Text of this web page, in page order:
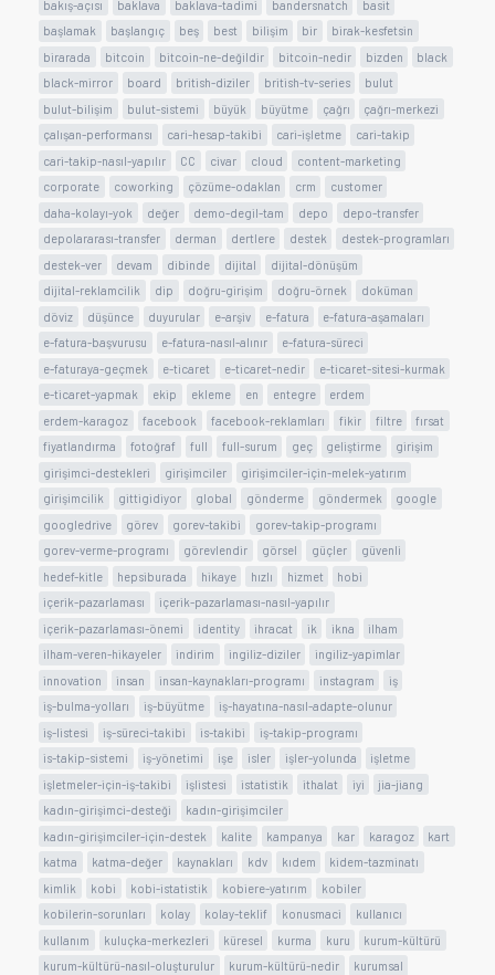
bakış-açısı baklava baklava-tadimi bandersnatch
basit
başlamak
başlangıç beş best bilişim bir
birak-kesfetsin
birarada
bitcoin bitcoin-ne-değildir bitcoin-nedir bizden
black
black-mirror
board british-diziler british-tv-series
bulut
bulut-bilişim
bulut-sistemi büyük büyütme çağrı
çağrı-merkezi
çalışan-performansı
cari-hesap-takibi cari-işletme
cari-takip
cari-takip-nasıl-yapılır
CC civar cloud
content-marketing
corporate
coworking çözüme-odaklan crm
customer
daha-kolayı-yok
değer demo-degil-tam depo
depo-transfer
depolararası-transfer
derman dertlere destek
destek-programları
destek-ver
devam dibinde dijital
dijital-dönüşüm
dijital-reklamcilik
dip doğru-girişim doğru-örnek
doküman
döviz
düşünce duyurular e-arşiv e-fatura
e-fatura-aşamaları
e-fatura-başvurusu
e-fatura-nasıl-alınır
e-fatura-süreci
e-faturaya-geçmek
e-ticaret e-ticaret-nedir
e-ticaret-sitesi-kurmak
e-ticaret-yapmak
ekip ekleme en entegre
erdem
erdem-karagoz
facebook facebook-reklamları fikir filtre
fırsat
fiyatlandırma
fotoğraf full full-surum geç geliştirme
girişim
girişimci-destekleri
girişimciler
girişimciler-için-melek-yatırım
girişimcilik
gittigidiyor global gönderme göndermek
google
googledrive
görev gorev-takibi
gorev-takip-programı
gorev-verme-programı
görevlendir görsel güçler
güvenli
hedef-kitle
hepsiburada hikaye hızlı hizmet
hobi
içerik-pazarlaması
içerik-pazarlaması-nasıl-yapılır
içerik-pazarlaması-önemi
identity ihracat ik ikna
ilham
ilham-veren-hikayeler
indirim ingiliz-diziler
ingiliz-yapimlar
innovation
insan insan-kaynakları-programı instagram
iş
iş-bulma-yolları
iş-büyütme
iş-hayatına-nasıl-adapte-olunur
iş-listesi
iş-süreci-takibi is-takibi
iş-takip-programı
is-takip-sistemi
iş-yönetimi işe isler işler-yolunda
işletme
işletmeler-için-iş-takibi
işlistesi istatistik ithalat iyi
jia-jiang
kadın-girişimci-desteği
kadın-girişimciler
kadın-girişimciler-için-destek
kalite kampanya kar karagoz
kart
katma
katma-değer kaynakları kdv kıdem
kidem-tazminatı
kimlik
kobi kobi-istatistik kobiere-yatırım
kobiler
kobilerin-sorunları
kolay kolay-teklif konusmaci
kullanıcı
kullanım
kuluçka-merkezleri küresel kurma kuru
kurum-kültürü
kurum-kültürü-nasıl-oluşturulur
kurum-kültürü-nedir
kurumsal